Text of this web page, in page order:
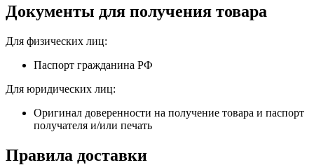
Документы для получения товара
Для физических лиц:
Паспорт гражданина РФ
Для юридических лиц:
Оригинал доверенности на получение товара и паспорт
получателя и/или печать
Правила доставки